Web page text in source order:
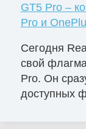
GT5 Pro –
Pro и
Сегодня
свой
Pro. Он
доступных